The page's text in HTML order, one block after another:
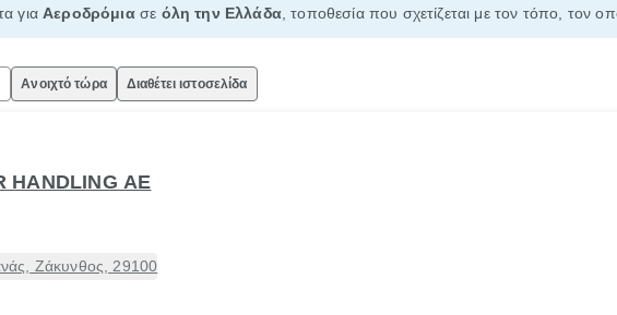
για Αεροδρόμιασε όλη την Ελλάδα, τοποθεσία που σχετίζεται με τον τόπο, τον
Ανοιχτό τώρα Διαθέτει ιστοσελίδα
HANDLING ΑΕ
Ζάκυνθος, 29100